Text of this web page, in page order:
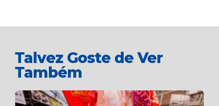
Talvez Goste de Ver
Também